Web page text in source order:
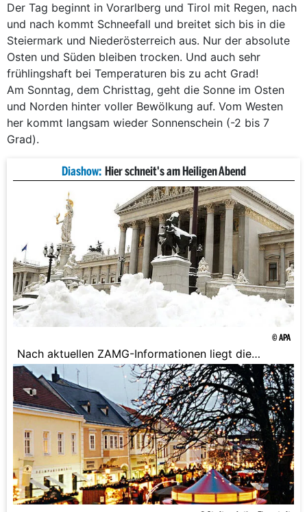
Der Tag beginnt in Vorarlberg und Tirol mit Regen, nach
und nach kommt Schneefall und breitet sich bis in die
Steiermark und Niederösterreich aus. Nur der absolute
Osten und Süden bleiben trocken. Und auch sehr
frühlingshaft bei Temperaturen bis zu acht Grad!
Am Sonntag, dem Christtag, geht die Sonne im Osten
und Norden hinter voller Bewölkung auf. Vom Westen
her kommt langsam wieder Sonnenschein (-2 bis 7
Grad).
Diashow: Hier schneit's am Heiligen Abend
© APA
Nach aktuellen ZAMG-Informationen liegt die
Chance auf Weiße Weihnachten in der
Bundeshauptstadt leider nur bei unter 10%.